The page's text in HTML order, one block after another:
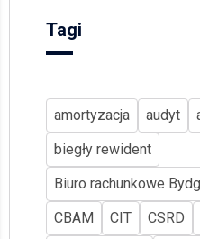
Tagi
amortyzacja audyt
biegły rewident
Biuro rachunkowe
CBAM
CIT CSRD